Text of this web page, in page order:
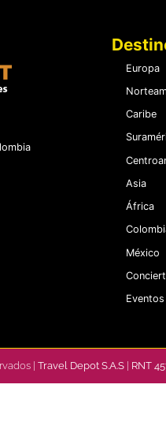
Europa
Caribe
Asia
África
México
| Travel Depot S.A.S RNT